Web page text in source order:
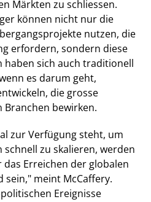
Märkten zu schliessen.
können nicht nur die
nutzen, die
erfordern, sondern diese
haben sich auch traditionell
es darum geht,
die grosse
bewirken.
zur Verfügung steht, um
zu skalieren, werden
Erreichen der globalen
sein," meint McCaffery.
Ereignisse